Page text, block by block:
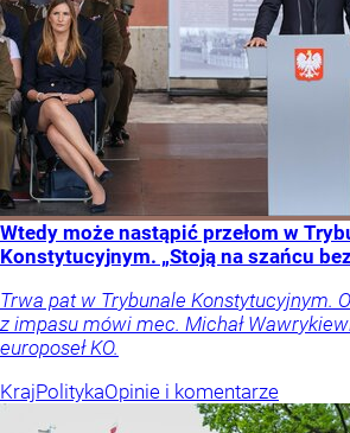
Wtedy może nastąpić przełom w
Konstytucyjnym. „Stoją na szańcu
Trwa pat w Trybunale Konstytucyjnym.
z impasu mówi mec. Michał
europoseł KO.
KrajPolitykaOpinie i komentarze